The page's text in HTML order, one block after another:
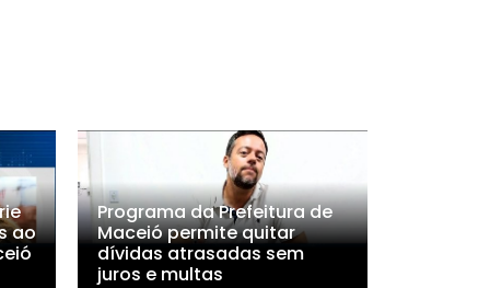
ao
Programa da Prefeitura de
Maceió permite quitar
dívidas atrasadas sem
juros e multas